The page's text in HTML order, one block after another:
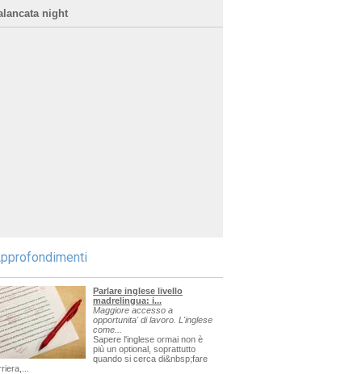
night
Parlare inglese livello
madrelingua: i...
Maggiore accesso a
opportunita' di lavoro. L'inglese
come...
Sapere l'inglese ormai non è
più un optional, soprattutto
quando si cerca di&nbsp;fare